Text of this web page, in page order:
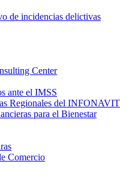
de incidencias delictivas
Center
ante el IMSS
Regionales del INFONAVIT
para el Bienestar
Comercio